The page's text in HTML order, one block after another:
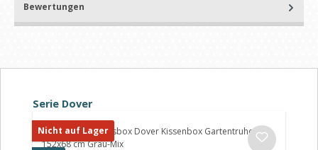
Bewertungen
Produktgalerie überspringen
Serie Dover
Nicht auf Lager